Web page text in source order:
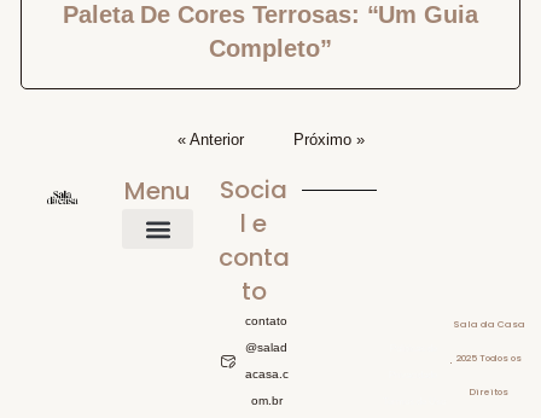
Paleta De Cores Terrosas: “Um Guia
Completo”
« Anterior Próximo »
Menu
Socia
l e
conta
to
contato
@salad
acasa.c
om.br
Sala da Casa
2025 Todos os
Direitos